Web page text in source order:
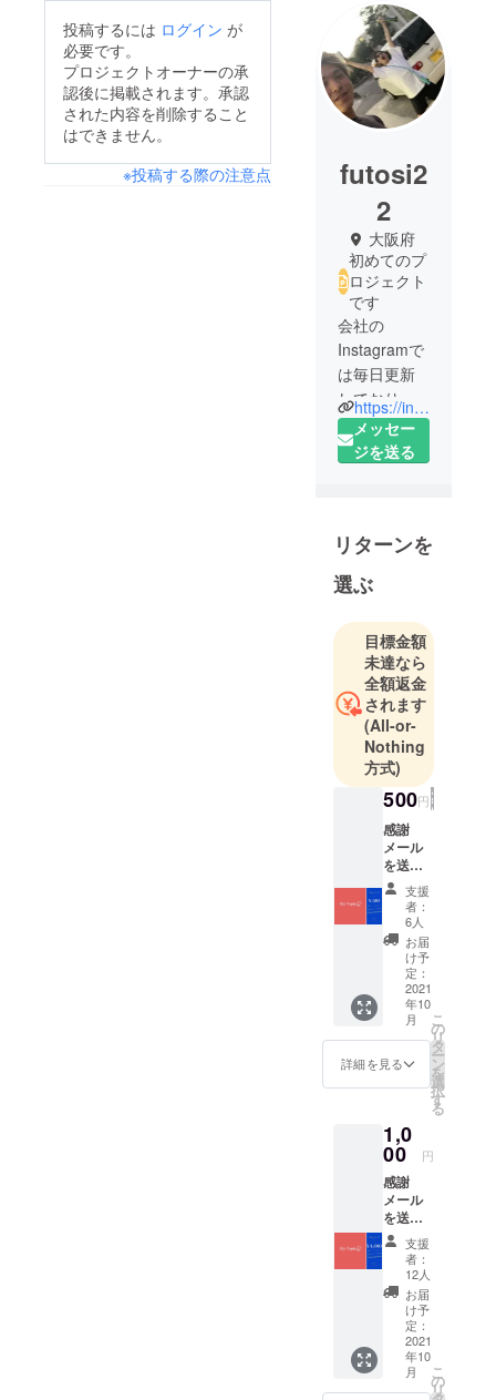
投稿するには ログイン が
必要です。
プロジェクトオーナーの承
認後に掲載されます。承認
された内容を削除すること
はできません。
※投稿する際の注意点
futosi2
2
大阪府
初めてのプ
ロジェクト
です
会社の
Instagramで
は毎日更新
しておりま
す。
実装されて
だいてるお
店などの毎
日投稿して
おります。
よかった
ら、覗いて
みてくださ
い！
https://instagram.com/my_topi_?utm_medium=copy_link
メッセー
ジを送る
リターンを
選ぶ
目標金額
未達なら
全額返金
されます
(All-or-
Nothing
方式)
500円
感謝
メール
を送ら
せてい
ただき
ます。
支援者
限定虹
色アイ
コンを
提供さ
せてい
ただき
ます。
虹色ア
イコン
定イベ
ントを
実施し
ます！
プレリ
リース
期間よ
りアプ
リを使
用して
いただ
けま
す、ま
たその
期間に
支援
者：
6人
お届
け予
定：
2021
年10
月
詳細を見る
こ
の
リ
タ
ー
ン
を
選
択
す
る
1,0
00 円
感謝
メール
を送ら
せてい
ただき
ます。
支援者
限定虹
色アイ
コンを
提供さ
せてい
ただき
支援
者：
12人
お届
け予
定：
2021
年10
月
こ
の
リ